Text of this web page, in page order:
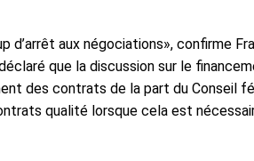
d’arrêt aux négociations», confirme
que la discussion sur le
des contrats de la part du Conseil
qualité lorsque cela est